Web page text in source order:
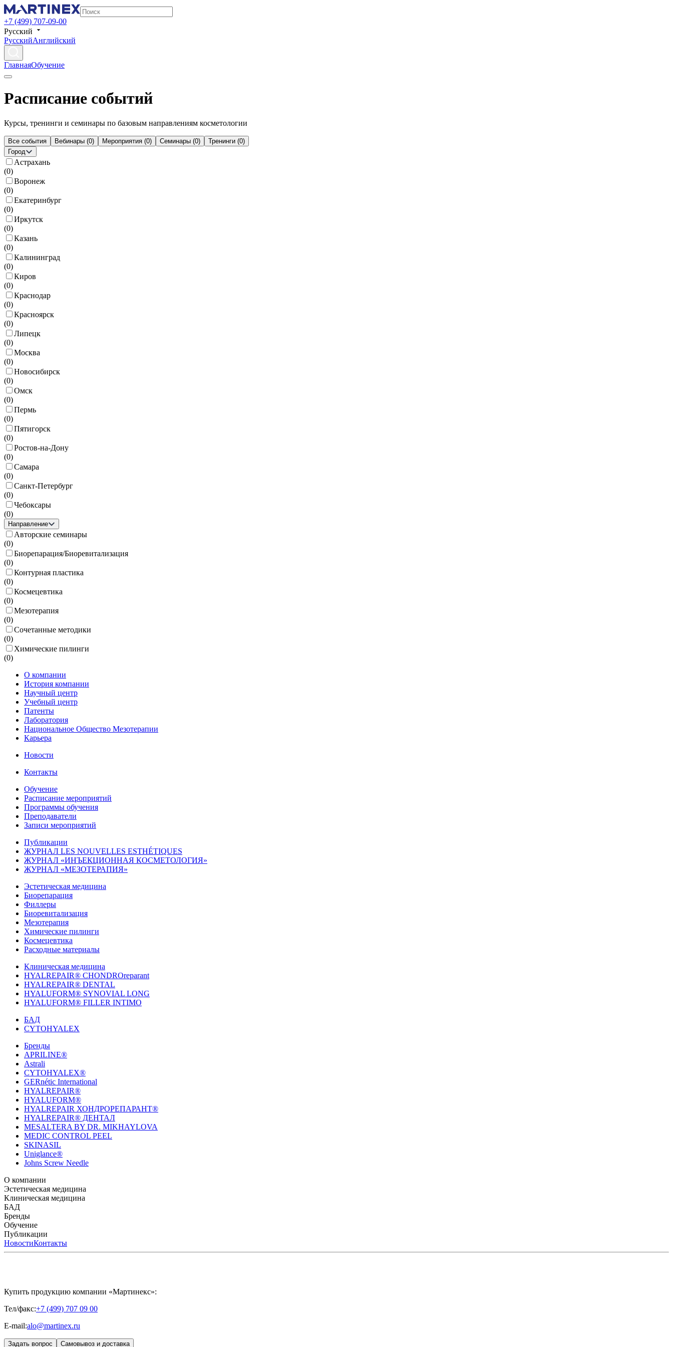
+7 (499) 707-09-00
Русский
РусскийАнглийский
ГлавнаяОбучение
Расписание событий
Курсы, тренинги и семинары по базовым направлениям косметологии
Все события Вебинары (0) Мероприятия (0) Семинары (0) Тренинги (0)
Город
Астрахань
(0)
Воронеж
(0)
Екатеринбург
(0)
Иркутск
(0)
Казань
(0)
Калининград
(0)
Киров
(0)
Краснодар
(0)
Красноярск
(0)
Липецк
(0)
Москва
(0)
Новосибирск
(0)
Омск
(0)
Пермь
(0)
Пятигорск
(0)
Ростов-на-Дону
(0)
Самара
(0)
Санкт-Петербург
(0)
Чебоксары
(0)
Направление
Авторские семинары
(0)
Биорепарация/Биоревитализация
(0)
Контурная пластика
(0)
Космецевтика
(0)
Мезотерапия
(0)
Сочетанные методики
(0)
Химические пилинги
(0)
О компании
История компании
Научный центр
Учебный центр
Патенты
Лаборатория
Национальное Общество Мезотерапии
Карьера
Новости
Контакты
Обучение
Расписание мероприятий
Программы обучения
Преподаватели
Записи мероприятий
Публикации
ЖУРНАЛ LES NOUVELLES ESTHÉTIQUES
ЖУРНАЛ «ИНЪЕКЦИОННАЯ КОСМЕТОЛОГИЯ»
ЖУРНАЛ «МЕЗОТЕРАПИЯ»
Эстетическая медицина
Биорепарация
Филлеры
Биоревитализация
Мезотерапия
Химические пилинги
Космецевтика
Расходные материалы
Клиническая медицина
HYALREPAIR® CHONDROreparant
HYALREPAIR® DENTAL
HYALUFORM® SYNOVIAL LONG
HYALUFORM® FILLER INTIMO
БАД
CYTOHYALEX
Бренды
APRILINE®
Astrali
CYTOHYALEX®
GERnétic International
HYALREPAIR®
HYALUFORM®
HYALREPAIR ХОНДРОРЕПАРАНТ®
HYALREPAIR® ДЕНТАЛ
MESALTERA BY DR. MIKHAYLOVA
MEDIC CONTROL PEEL
SKINASIL
Uniglance®
Johns Screw Needle
О компании
История компанииНаучный центр
Эстетическая медицина
БиорепарацияФиллеры
Клиническая медицина
HYALREPAIR® CHONDROreparant
БАД
CYTOHYALEX
Бренды
APRILINE®
MIKHAYLOVA
Обучение
Расписание мероприятий
Публикации
ЖУРНАЛ LES NOUVELLES ESTHÉTIQUES
НовостиКонтакты
Купить продукцию компании «Мартинекс»:
Тел/факс:+7 (499) 707 09 00
E-mail:alo@martinex.ru
Задать вопрос Самовывоз и доставка